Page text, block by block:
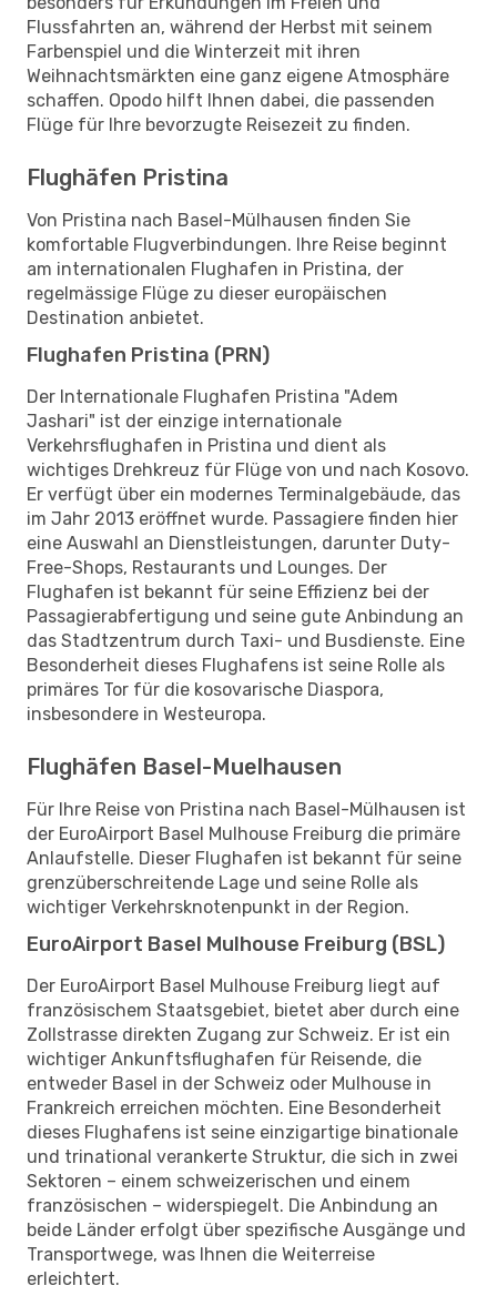
Flussfahrten an, während der Herbst mit seinem
Farbenspiel und die Winterzeit mit ihren
Weihnachtsmärkten eine ganz eigene Atmosphäre
schaffen. Opodo hilft Ihnen dabei, die passenden
Flüge für Ihre bevorzugte Reisezeit zu finden.
Flughäfen Pristina
Von Pristina nach Basel-Mülhausen finden Sie
komfortable Flugverbindungen. Ihre Reise beginnt
am internationalen Flughafen in Pristina, der
regelmässige Flüge zu dieser europäischen
Destination anbietet.
Flughafen Pristina (PRN)
Der Internationale Flughafen Pristina "Adem
Jashari" ist der einzige internationale
Verkehrsflughafen in Pristina und dient als
wichtiges Drehkreuz für Flüge von und nach Kosovo.
Er verfügt über ein modernes Terminalgebäude, das
im Jahr 2013 eröffnet wurde. Passagiere finden hier
eine Auswahl an Dienstleistungen, darunter Duty-
Free-Shops, Restaurants und Lounges. Der
Flughafen ist bekannt für seine Effizienz bei der
Passagierabfertigung und seine gute Anbindung an
das Stadtzentrum durch Taxi- und Busdienste. Eine
Besonderheit dieses Flughafens ist seine Rolle als
primäres Tor für die kosovarische Diaspora,
insbesondere in Westeuropa.
Flughäfen Basel-Muelhausen
Für Ihre Reise von Pristina nach Basel-Mülhausen ist
der EuroAirport Basel Mulhouse Freiburg die primäre
Anlaufstelle. Dieser Flughafen ist bekannt für seine
grenzüberschreitende Lage und seine Rolle als
wichtiger Verkehrsknotenpunkt in der Region.
EuroAirport Basel Mulhouse Freiburg (BSL)
Der EuroAirport Basel Mulhouse Freiburg liegt auf
französischem Staatsgebiet, bietet aber durch eine
Zollstrasse direkten Zugang zur Schweiz. Er ist ein
wichtiger Ankunftsflughafen für Reisende, die
entweder Basel in der Schweiz oder Mulhouse in
Frankreich erreichen möchten. Eine Besonderheit
dieses Flughafens ist seine einzigartige binationale
und trinational verankerte Struktur, die sich in zwei
Sektoren – einem schweizerischen und einem
französischen – widerspiegelt. Die Anbindung an
beide Länder erfolgt über spezifische Ausgänge und
Transportwege, was Ihnen die Weiterreise
erleichtert.